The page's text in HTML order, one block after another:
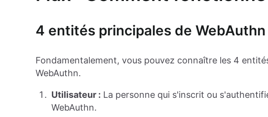
4 entités principales de WebAuthn
Fondamentalement, vous pouvez connaître les 4
WebAuthn.
Utilisateur : La personne qui s'inscrit ou
WebAuthn.